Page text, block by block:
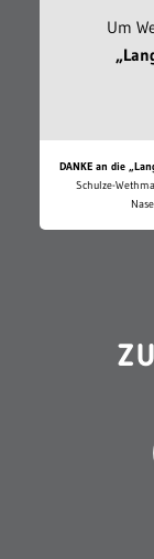
Um
DANKE an die
Schulze-